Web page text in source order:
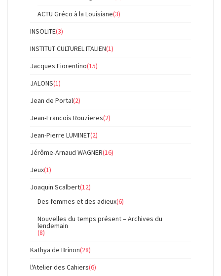
ACTU Gréco à la Louisiane(3)
INSOLITE(3)
INSTITUT CULTUREL ITALIEN(1)
Jacques Fiorentino(15)
JALONS(1)
Jean de Portal(2)
Jean-Francois Rouzieres(2)
Jean-Pierre LUMINET(2)
Jérôme-Arnaud WAGNER(16)
Jeux(1)
Joaquin Scalbert(12)
Des femmes et des adieux(6)
Nouvelles du temps présent – Archives du
lendemain
(8)
Kathya de Brinon(28)
l'Atelier des Cahiers(6)